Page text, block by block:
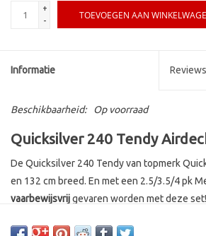
+
-
TOEVOEGEN AAN
Informatie Reviews
Beschikbaarheid: Op voorraad
Quicksilver 240 Tendy
De Quicksilver 240 Tendy van topmerk
en 132 cm breed. En met een 2.5/3.5/4 pk
vaarbewijsvrijgevaren worden met deze